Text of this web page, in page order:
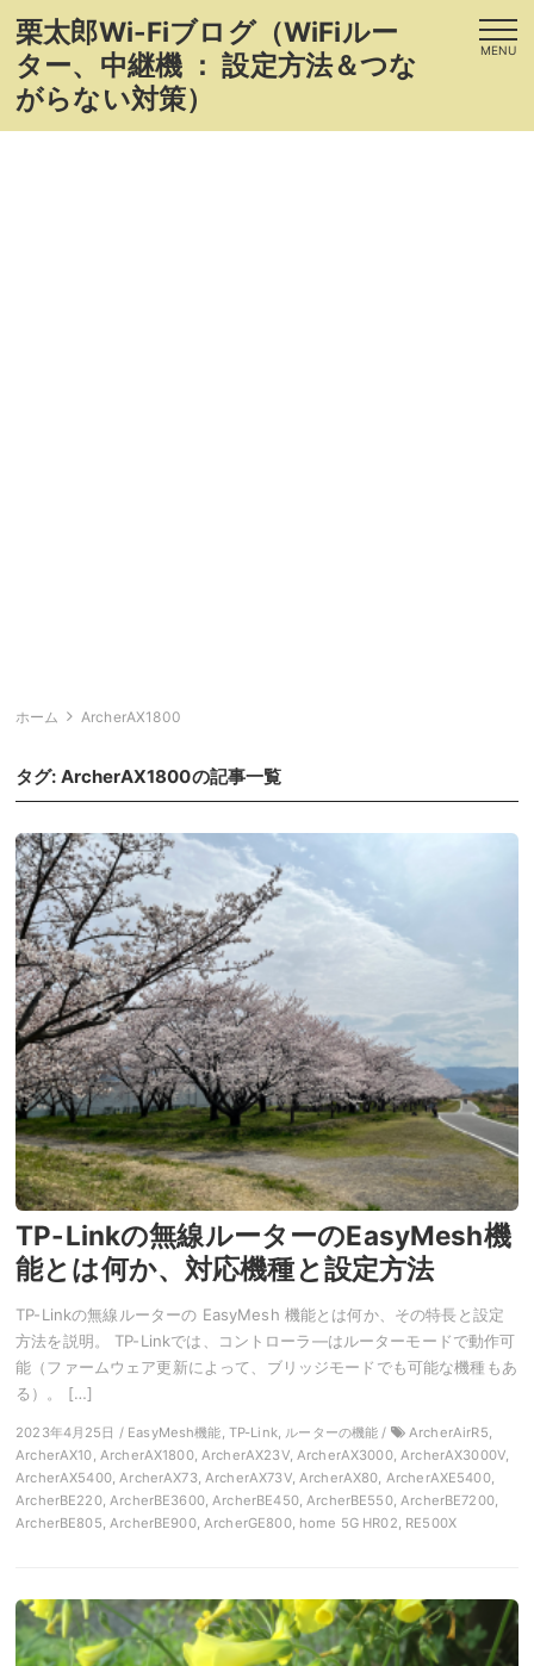
栗太郎Wi-Fiブログ（WiFiルー
ター、中継機 ： 設定方法＆つな
がらない対策）
MENU
ホーム ArcherAX1800
タグ: ArcherAX1800の記事一覧
TP-Linkの無線ルーターのEasyMesh機
能とは何か、対応機種と設定方法
TP-Linkの無線ルーターの EasyMesh 機能とは何か、その特長と設定
方法を説明。 TP-Linkでは、コントローラ―はルーターモードで動作可
能（ファームウェア更新によって、ブリッジモードでも可能な機種もあ
る）。 […]
2023年4月25日 / EasyMesh機能, TP-Link, ルーターの機能 /
ArcherAirR5,
ArcherAX10, ArcherAX1800, ArcherAX23V, ArcherAX3000, ArcherAX3000V,
ArcherAX5400, ArcherAX73, ArcherAX73V, ArcherAX80, ArcherAXE5400,
ArcherBE220, ArcherBE3600, ArcherBE450, ArcherBE550, ArcherBE7200,
ArcherBE805, ArcherBE900, ArcherGE800, home 5G HR02, RE500X